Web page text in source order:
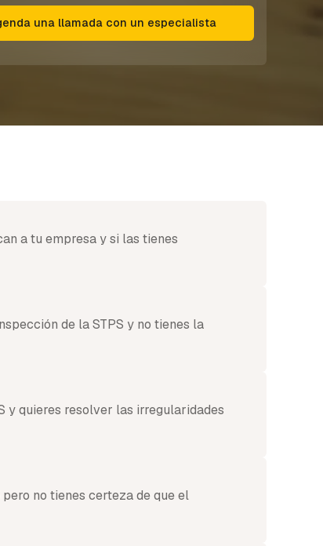
una llamada con un especialista
a tu empresa y si las tienes
de la STPS y no tienes la
y quieres resolver las irregularidades
no tienes certeza de que el